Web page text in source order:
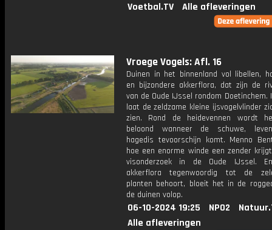
Voetbal.TV
Alle afleveringen
Vroege Vogels: Afl. 16
Duinen in het binnenland vol libellen,
en bijzondere akkerflora, dat zijn de
van de Oude IJssel rondom Doetinchem.
laat de zeldzame kleine ijsvogelvlinder
zien. Rond de heidevennen wordt
beloond wanneer de schuwe,
hagedis tevoorschijn komt. Menno
hoe een enorme winde een zender
visonderzoek in de Oude IJssel.
akkerflora tegenwoordig tot de
planten behoort, bloeit het in de
de duinen volop.
06-10-2024 19:25 NPO2
Alle afleveringen